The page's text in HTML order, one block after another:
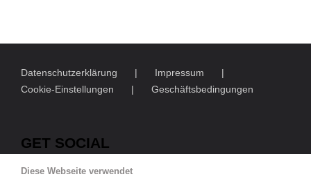
Datenschutzerklärung
Impressum
Cookie-Einstellungen
Geschäftsbedingungen
GET SOCIAL
Diese Webseite verwendet